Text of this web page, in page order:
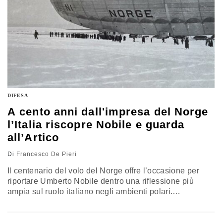
DIFESA
A cento anni dall'impresa del Norge
l’Italia riscopre Nobile e guarda
all’Artico
Di Francesco De Pieri
Il centenario del volo del Norge offre l’occasione per
riportare Umberto Nobile dentro una riflessione più
ampia sul ruolo italiano negli ambienti polari.